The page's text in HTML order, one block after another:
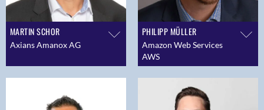
MARTIN SCHOR
Axians Amanox AG
PHILIPP MÜLLER
Amazon Web Services
AWS